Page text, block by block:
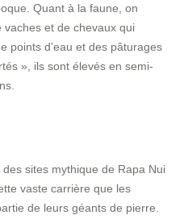
Quant à la faune, on
et de chevaux qui
points d’eau et des pâturages
», ils sont élevés en semi-
sites mythique de Rapa Nui
vaste carrière que les
de leurs géants de pierre.